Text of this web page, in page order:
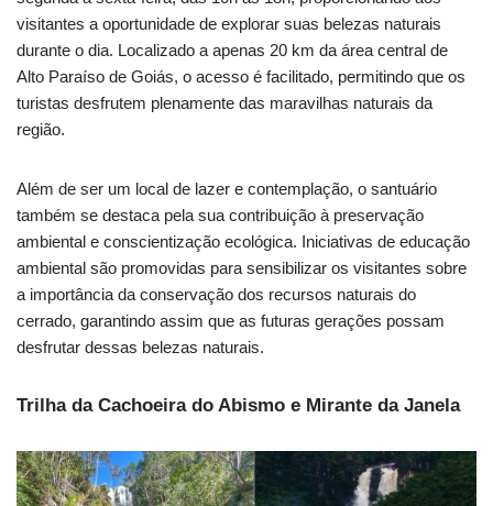
visitantes a oportunidade de explorar suas belezas naturais
durante o dia. Localizado a apenas 20 km da área central de
Alto Paraíso de Goiás, o acesso é facilitado, permitindo que os
turistas desfrutem plenamente das maravilhas naturais da
região.
Além de ser um local de lazer e contemplação, o santuário
também se destaca pela sua contribuição à preservação
ambiental e conscientização ecológica. Iniciativas de educação
ambiental são promovidas para sensibilizar os visitantes sobre
a importância da conservação dos recursos naturais do
cerrado, garantindo assim que as futuras gerações possam
desfrutar dessas belezas naturais.
Trilha da Cachoeira do Abismo e Mirante da Janela